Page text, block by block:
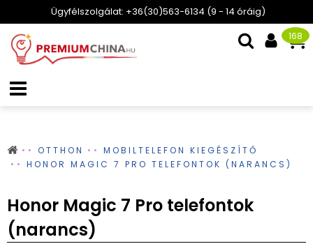
Ügyfélszolgálat: +36(30)563-6134 (9 - 14 óráig)
168
OTTHON
MOBILTELEFON KIEGÉSZÍTŐ
HONOR MAGIC 7 PRO TELEFONTOK (NARANCS)
Honor Magic 7 Pro telefontok
(narancs)